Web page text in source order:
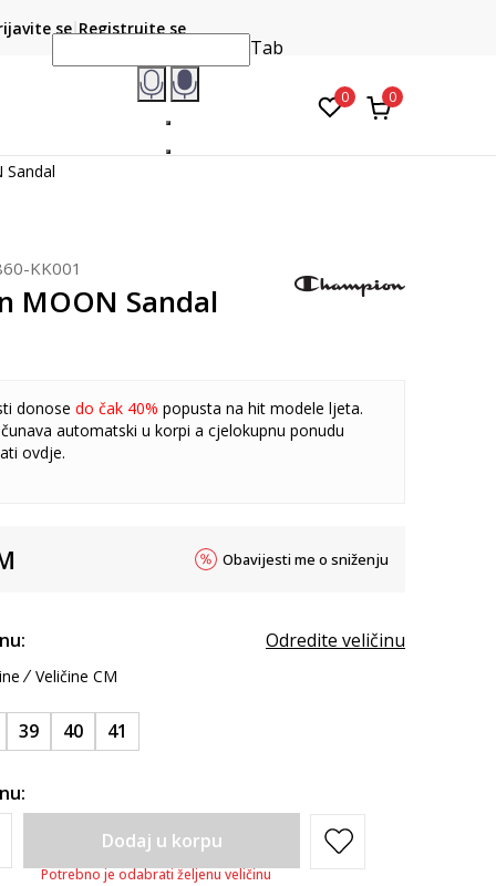
karticom online i preuzmite u prodavnici po vašem
se Registrujte se
Tab
0 0
Sandal
KK001
MOON Sandal
donose do čak 40% popusta na hit modele ljeta.
automatski u korpi a cjelokupnu ponudu
ovdje.
Obavijesti me o sniženju
Odredite veličinu
Veličine CM
39 40 41
Dodaj u korpu
Potrebno je odabrati željenu veličinu